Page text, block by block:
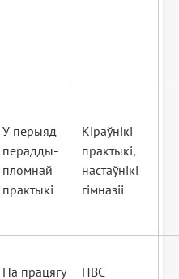
У перыяд
перадды-
пломнай
практыкі
Кіраўнікі
практыкі,
настаўнікі
гімназіі
На працягу
ПВС